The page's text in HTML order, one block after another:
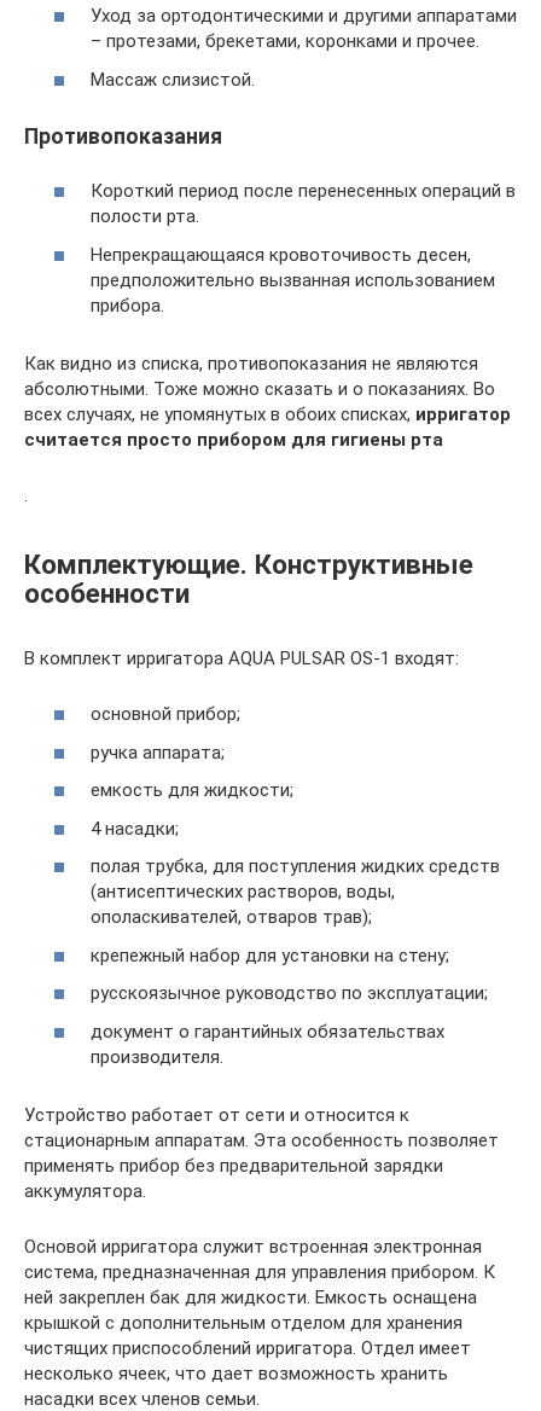
Уход за ортодонтическими и другими аппаратами
– протезами, брекетами, коронками и прочее.
Массаж слизистой.
Противопоказания
Короткий период после перенесенных операций в
полости рта.
Непрекращающаяся кровоточивость десен,
предположительно вызванная использованием
прибора.
Как видно из списка, противопоказания не являются
абсолютными. Тоже можно сказать и о показаниях. Во
всех случаях, не упомянутых в обоих списках, ирригатор
считается просто прибором для гигиены рта
.
Комплектующие. Конструктивные
особенности
В комплект ирригатора AQUA PULSAR OS-1 входят:
основной прибор;
ручка аппарата;
емкость для жидкости;
4 насадки;
полая трубка, для поступления жидких средств
(антисептических растворов, воды,
ополаскивателей, отваров трав);
крепежный набор для установки на стену;
русскоязычное руководство по эксплуатации;
документ о гарантийных обязательствах
производителя.
Устройство работает от сети и относится к
стационарным аппаратам. Эта особенность позволяет
применять прибор без предварительной зарядки
аккумулятора.
Основой ирригатора служит встроенная электронная
система, предназначенная для управления прибором. К
ней закреплен бак для жидкости. Емкость оснащена
крышкой с дополнительным отделом для хранения
чистящих приспособлений ирригатора. Отдел имеет
несколько ячеек, что дает возможность хранить
насадки всех членов семьи.